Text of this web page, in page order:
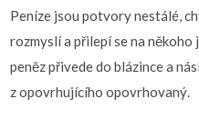
Peníze jsou potvory nestálé,
rozmyslí a přilepí se na
peněz přivede do blázince a
z opovrhujícího opovrhovaný.